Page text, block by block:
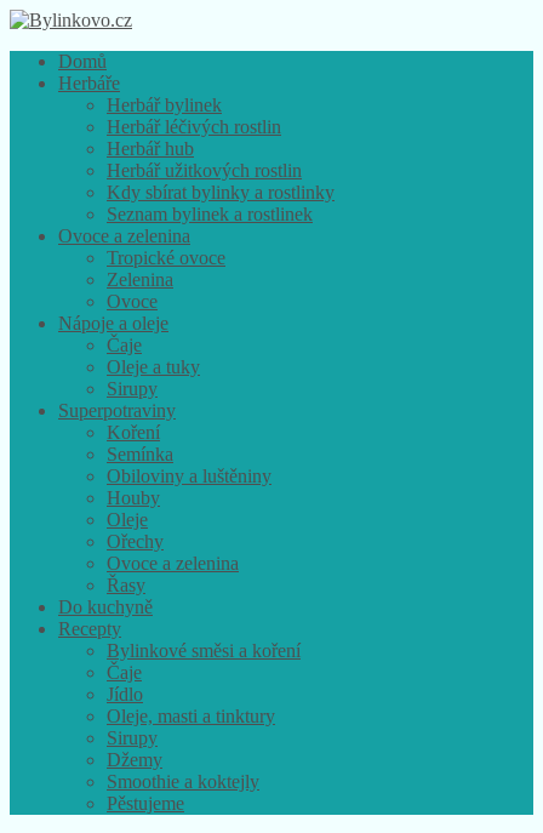
Domů
Herbáře
Herbář bylinek
Herbář léčivých rostlin
Herbář hub
Herbář užitkových rostlin
Kdy sbírat bylinky a rostlinky
Seznam bylinek a rostlinek
Ovoce a zelenina
Tropické ovoce
Zelenina
Ovoce
Nápoje a oleje
Čaje
Oleje a tuky
Sirupy
Superpotraviny
Koření
Semínka
Obiloviny a luštěniny
Houby
Oleje
Ořechy
Ovoce a zelenina
Řasy
Do kuchyně
Recepty
Bylinkové směsi a koření
Čaje
Jídlo
Oleje, masti a tinktury
Sirupy
Džemy
Smoothie a koktejly
Pěstujeme